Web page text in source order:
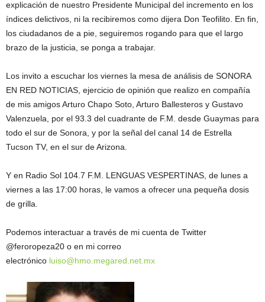
explicación de nuestro Presidente Municipal del incremento en los
índices delictivos, ni la recibiremos como dijera Don Teofilito. En fin,
los ciudadanos de a pie, seguiremos rogando para que el largo
brazo de la justicia, se ponga a trabajar.
Los invito a escuchar los viernes la mesa de análisis de SONORA
EN RED NOTICIAS, ejercicio de opinión que realizo en compañía
de mis amigos Arturo Chapo Soto, Arturo Ballesteros y Gustavo
Valenzuela, por el 93.3 del cuadrante de F.M. desde Guaymas para
todo el sur de Sonora, y por la señal del canal 14 de Estrella
Tucson TV, en el sur de Arizona.
Y en Radio Sol 104.7 F.M. LENGUAS VESPERTINAS, de lunes a
viernes a las 17:00 horas, le vamos a ofrecer una pequeña dosis
de grilla.
Podemos interactuar a través de mi cuenta de Twitter
@feroropeza20 o en mi correo
electrónico luiso@hmo.megared.net.mx